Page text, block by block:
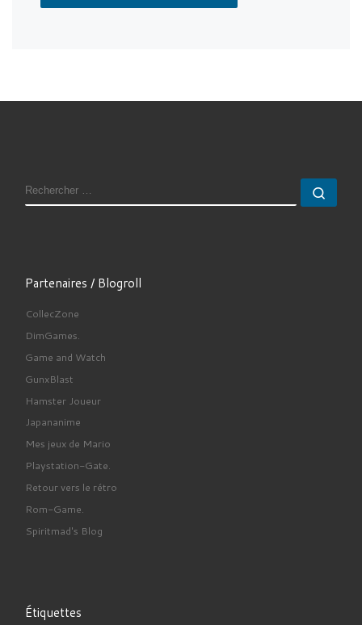
RECHERCHER
Partenaires / Blogroll
CollecZone
DimGames.
Game and Watch
GunxBlast
Hamster Joueur
Japananime
Mes jeux de Mario
Playstation-Gate.
Retour vers le rétro
Rom-Game.
Spiritmad's Blog
Étiquettes